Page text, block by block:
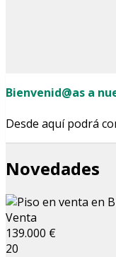
Bienvenid@as a
Desde aquí podrá
Novedades
Venta
139.000 €
20